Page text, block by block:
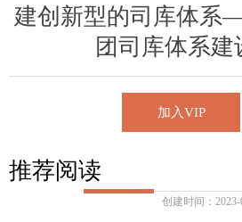
建创新型的司库体
团司库体系建
推荐阅读
创建时间：
加入VIP